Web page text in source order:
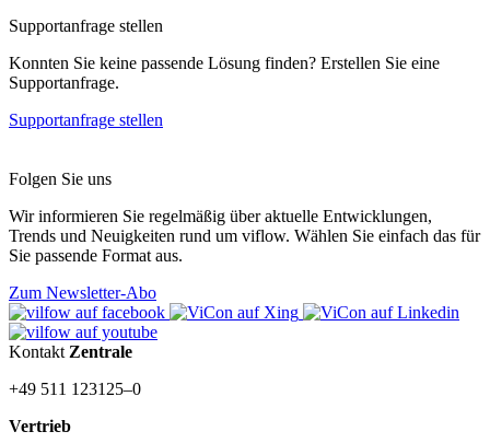
Supportanfrage stellen
Konnten Sie keine passende Lösung finden? Erstellen Sie eine
Supportanfrage.
Supportanfrage stellen
Folgen Sie uns
Wir informieren Sie regelmäßig über aktuelle Entwicklungen,
Trends und Neuigkeiten rund um viflow. Wählen Sie einfach das für
Sie passende Format aus.
Zum Newsletter-Abo
Kontakt Zentrale
+49 511 123125–0
Vertrieb